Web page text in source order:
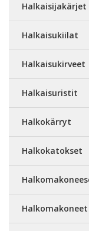
Halkaisijakärjet
Halkaisukiilat
Halkaisukirveet
Halkaisuristit
Halkokärryt
Halkokatokset
Halkomakoneet